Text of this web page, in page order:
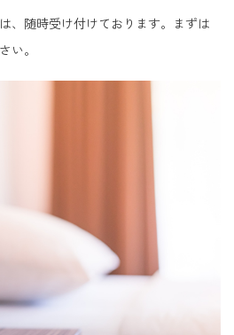
、随時受け付けております。まずは
い。